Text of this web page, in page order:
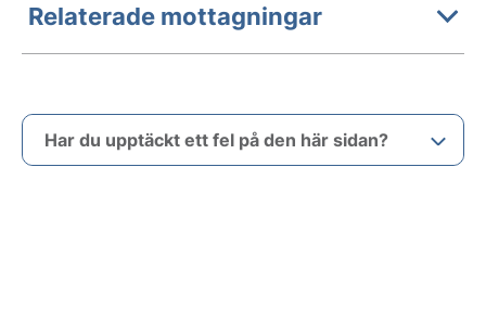
Relaterade mottagningar
Har du upptäckt ett fel på den här sidan?